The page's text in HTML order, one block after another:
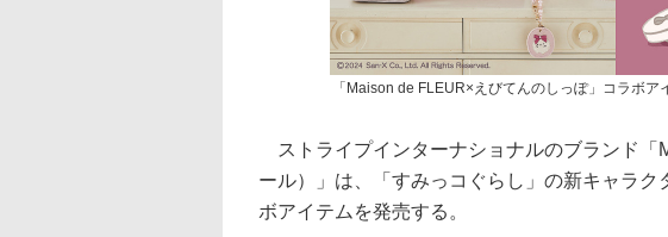
「Maison de FLEUR×えびてんのしっぽ」コラボア
ストライプインターナショナルのブランド「
ール）」は、「すみっコぐらし」の新キャラ
ボアイテムを発売する。